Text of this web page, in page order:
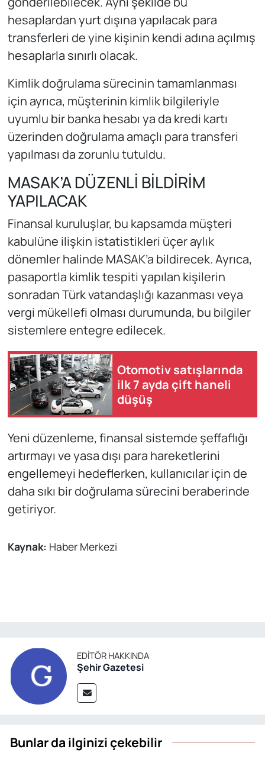
hesaplardan yurt dışına yapılacak para
transferleri de yine kişinin kendi adına açılmış
hesaplarla sınırlı olacak.
Kimlik doğrulama sürecinin tamamlanması
için ayrıca, müşterinin kimlik bilgileriyle
uyumlu bir banka hesabı ya da kredi kartı
üzerinden doğrulama amaçlı para transferi
yapılması da zorunlu tutuldu.
MASAK’A DÜZENLİ BİLDİRİM
YAPILACAK
Finansal kuruluşlar, bu kapsamda müşteri
kabulüne ilişkin istatistikleri üçer aylık
dönemler halinde MASAK’a bildirecek. Ayrıca,
pasaportla kimlik tespiti yapılan kişilerin
sonradan Türk vatandaşlığı kazanması veya
vergi mükellefi olması durumunda, bu bilgiler
sistemlere entegre edilecek.
Otomotiv satışlarında
ilk 7 ayda çift haneli
düşüş
Yeni düzenleme, finansal sistemde şeffaflığı
artırmayı ve yasa dışı para hareketlerini
engellemeyi hedeflerken, kullanıcılar için de
daha sıkı bir doğrulama sürecini beraberinde
getiriyor.
Kaynak: Haber Merkezi
EDITÖR HAKKINDA
Şehir Gazetesi
Bunlar da ilginizi çekebilir